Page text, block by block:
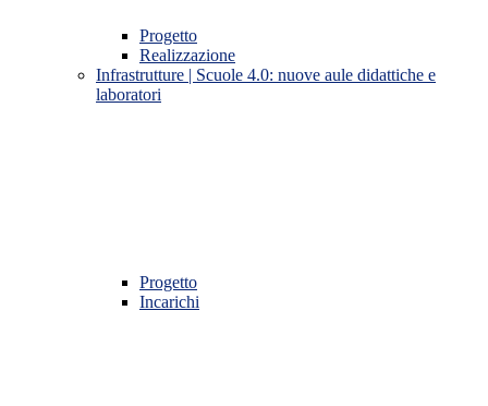
Progetto
Realizzazione
Infrastrutture | Scuole 4.0: nuove aule didattiche e
laboratori
Progetto
Incarichi